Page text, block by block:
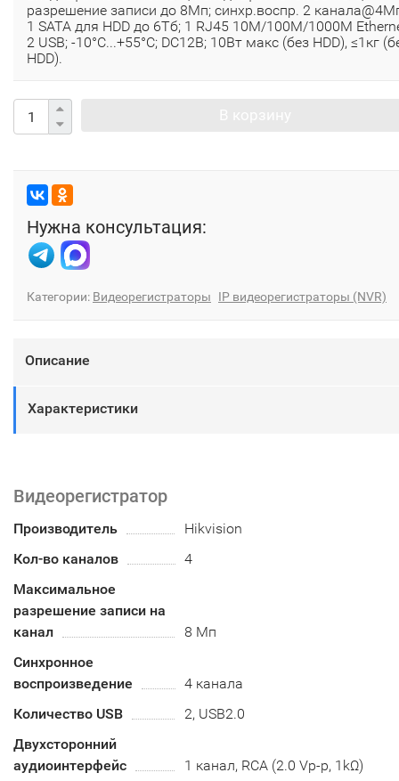
разрешение записи до 8Мп; синхр.воспр. 2
1 SATA для HDD до 6Тб; 1 RJ45 10M/100M/1000M
2 USB; -10°C...+55°C; DC12В; 10Вт макс (без HDD), ≤1кг
HDD).
Нужна консультация:
Категории: Видеорегистраторы IP видеорегистраторы (NVR)
Описание
Характеристики
Видеорегистратор
Производитель
Hikvision
Кол-во каналов
4
Максимальное
разрешение записи на
канал
8 Мп
Синхронное
воспроизведение
4 канала
Количество USB
2, USB2.0
Двухсторонний
аудиоинтерфейс
1 канал, RCA (2.0 Vp-p, 1kΩ)